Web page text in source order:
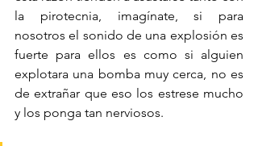
la pirotecnia, imagínate, si para
nosotros el sonido de una explosión es
fuerte para ellos es como si alguien
explotara una bomba muy cerca, no es
de extrañar que eso los estrese mucho
y los ponga tan nerviosos.